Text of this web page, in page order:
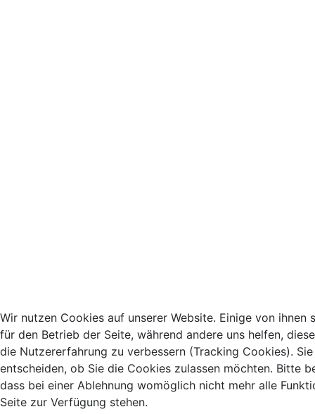
Wir nutzen Cookies auf unserer Website. Einige von ihnen
für den Betrieb der Seite, während andere uns helfen,
die Nutzererfahrung zu verbessern (Tracking Cookies).
entscheiden, ob Sie die Cookies zulassen möchten. Bitte
dass bei einer Ablehnung womöglich nicht mehr alle
Seite zur Verfügung stehen.